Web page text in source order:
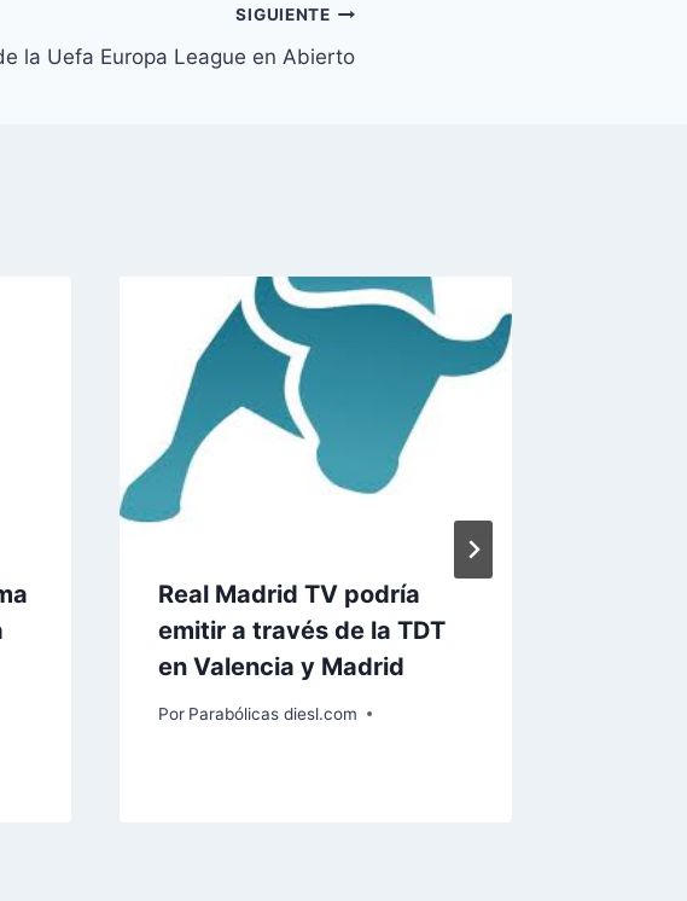
SIGUIENTE
la Uefa Europa League en Abierto
Real Madrid TV podría
emitir a través de la TDT
en Valencia y Madrid
Por Parabólicas diesl.com